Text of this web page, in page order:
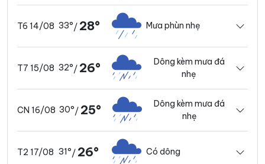
T6 14/08 33°/ 28° Mưa phùn nhẹ
T7 15/08 32°/ 26°
Dông kèm mưa đá
nhẹ
CN 16/08 30°/ 25°
Dông kèm mưa đá
nhẹ
T2 17/08 31°/ 26° Có dông